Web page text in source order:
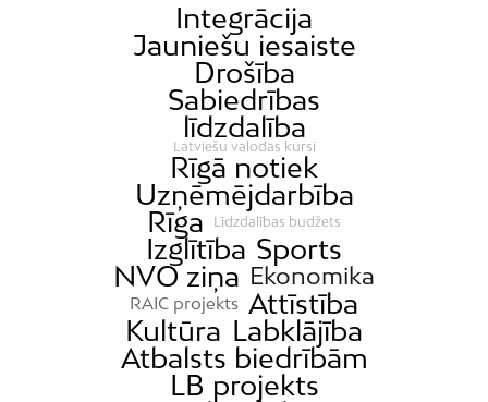
Integrācija
Jauniešu iesaiste
Drošība
Sabiedrības
līdzdalība
Latviešu valodas kursi
Rīgā notiek
Uzņēmējdarbība
Rīga
Līdzdalības budžets
Izglītība Sports
NVO ziņa Ekonomika
RAIC projekts Attīstība
Kultūra Labklājība
Atbalsts biedrībām
LB projekts